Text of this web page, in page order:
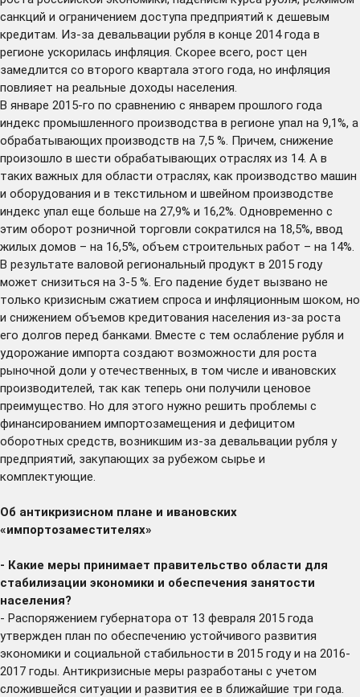
санкций и ограничением доступа предприятий к дешевым
кредитам. Из-за девальвации рубля в конце 2014 года в
регионе ускорилась инфляция. Скорее всего, рост цен
замедлится со второго квартала этого года, но инфляция
повлияет на реальные доходы населения.
В январе 2015-го по сравнению с январем прошлого года
индекс промышленного производства в регионе упал на 9,1%, а
обрабатывающих производств на 7,5 %. Причем, снижение
произошло в шести обрабатывающих отраслях из 14. А в
таких важных для области отраслях, как производство машин
и оборудования и в текстильном и швейном производстве
индекс упал еще больше на 27,9% и 16,2%. Одновременно с
этим оборот розничной торговли сократился на 18,5%, ввод
жилых домов – на 16,5%, объем строительных работ – на 14%.
В результате валовой региональный продукт в 2015 году
может снизиться на 3-5 %. Его падение будет вызвано не
только кризисным сжатием спроса и инфляционным шоком, но
и снижением объемов кредитования населения из-за роста
его долгов перед банками. Вместе с тем ослабление рубля и
удорожание импорта создают возможности для роста
рыночной доли у отечественных, в том числе и ивановских
производителей, так как теперь они получили ценовое
преимущество. Но для этого нужно решить проблемы с
финансированием импортозамещения и дефицитом
оборотных средств, возникшим из-за девальвации рубля у
предприятий, закупающих за рубежом сырье и
комплектующие.
Об антикризисном плане и ивановских
«импортозаместителях»
- Какие меры принимает правительство области для
стабилизации экономики и обеспечения занятости
населения?
- Распоряжением губернатора от 13 февраля 2015 года
утвержден план по обеспечению устойчивого развития
экономики и социальной стабильности в 2015 году и на 2016-
2017 годы. Антикризисные меры разработаны с учетом
сложившейся ситуации и развития ее в ближайшие три года.